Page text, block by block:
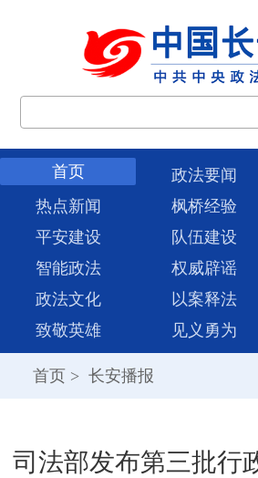
首页 政法要闻
热点新闻
枫桥经验
平安建设
队伍建设
智能政法
权威辟谣
政法文化
以案释法
致敬英雄
见义勇为
首页 > 长安播报
司法部发布第三批行